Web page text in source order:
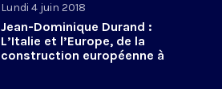
Lundi 4 juin 2018
Jean-Dominique Durand :
L’Italie et l’Europe, de la
construction européenne à